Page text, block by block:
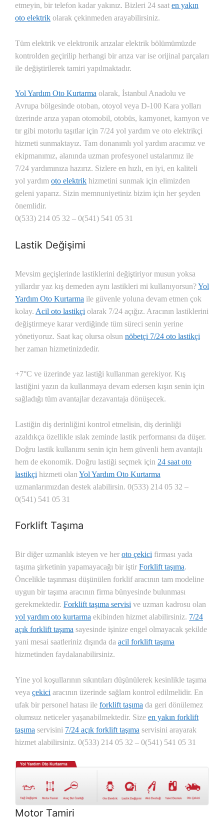
etmeyin, bir telefon kadar yakınız. Bizleri 24 saat en yakın
oto elektrik olarak çekinmeden arayabilirsiniz.
Tüm elektrik ve elektronik arızalar elektrik bölümümüzde
kontrolden geçirilip herhangi bir arıza var ise orijinal parçaları
ile değiştirilerek tamiri yapılmaktadır.
Yol Yardım Oto Kurtarma olarak, İstanbul Anadolu ve
Avrupa bölgesinde otoban, otoyol veya D-100 Kara yolları
üzerinde arıza yapan otomobil, otobüs, kamyonet, kamyon ve
tır gibi motorlu taşıtlar için 7/24 yol yardım ve oto elektrikçi
hizmeti sunmaktayız. Tam donanımlı yol yardım aracımız ve
ekipmanımız, alanında uzman profesyonel ustalarımız ile
7/24 yardımınıza hazırız. Sizlere en hızlı, en iyi, en kaliteli
yol yardım oto elektrik hizmetini sunmak için elimizden
geleni yaparız. Sizin memnuniyetiniz bizim için her şeyden
önemlidir.
0(533) 214 05 32 – 0(541) 541 05 31
Lastik Değişimi
Mevsim geçişlerinde lastiklerini değiştiriyor musun yoksa
yıllardır yaz kış demeden aynı lastikleri mi kullanıyorsun?Yol
Yardım Oto Kurtarma ile güvenle yoluna devam etmen çok
kolay. Acil oto lastikçi olarak 7/24 açığız. Aracının lastiklerini
değiştirmeye karar verdiğinde tüm süreci senin yerine
yönetiyoruz. Saat kaç olursa olsun nöbetçi 7/24 oto lastikçi
her zaman hizmetinizdedir.
+7°C ve üzerinde yaz lastiği kullanman gerekiyor. Kış
lastiğini yazın da kullanmaya devam edersen kışın senin için
sağladığı tüm avantajlar dezavantaja dönüşecek.
Lastiğin diş derinliğini kontrol etmelisin, diş derinliği
azaldıkça özellikle ıslak zeminde lastik performansı da düşer.
Doğru lastik kullanımı senin için hem güvenli hem avantajlı
hem de ekonomik. Doğru lastiği seçmek için 24 saat oto
lastikçi hizmeti olan Yol Yardım Oto Kurtarma
uzmanlarımızdan destek alabilirsin. 0(533) 214 05 32 –
0(541) 541 05 31
Forklift Taşıma
Bir diğer uzmanlık isteyen ve her oto çekici firması yada
taşıma şirketinin yapamayacağı bir iştir Forklift taşıma.
Öncelikle taşınması düşünülen forklif aracının tam modeline
uygun bir taşıma aracının firma bünyesinde bulunması
gerekmektedir. Forklift taşıma servisi ve uzman kadrosu olan
yol yardım oto kurtarma ekibinden hizmet alabilirsiniz. 7/24
açık forklift taşıma sayesinde işinize engel olmayacak şekilde
yani mesai saatleriniz dışında da acil forklift taşıma
hizmetinden faydalanabilirsiniz.
Yine yol koşullarının sıkıntıları düşünülerek kesinlikle taşıma
veya çekici aracının üzerinde sağlam kontrol edilmelidir. En
ufak bir personel hatası ile forklift taşıma da geri dönülemez
olumsuz neticeler yaşanabilmektedir. Size en yakın forklift
taşıma servisini 7/24 açık forklift taşıma servisini arayarak
hizmet alabilirsiniz. 0(533) 214 05 32 – 0(541) 541 05 31
Motor Tamiri